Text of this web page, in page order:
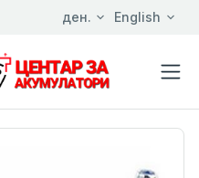
ден. English